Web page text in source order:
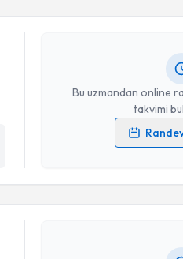
Takvim
Bu uzmandan online
takvimi
Kişisel verilerimin
Randevu Takvimi Talebi
Doç. Dr. Ersel Dağiçin
uzmandan randevu almanız için